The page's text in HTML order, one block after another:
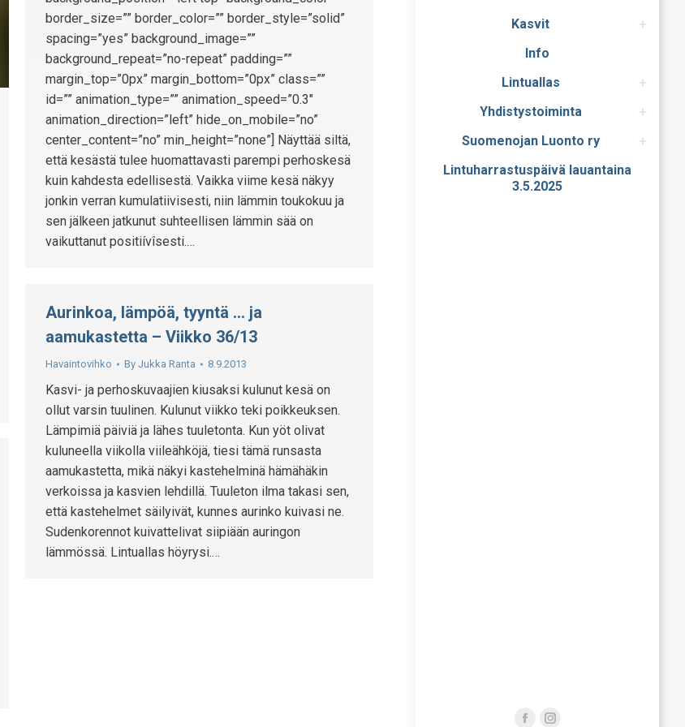
Kasvit
Info
Lintuallas
Yhdistystoiminta
Suomenojan Luonto ry
Lintuharrastuspäivä lauantaina
3.5.2025
border_size=”” border_color=”” border_style=”solid”
spacing=”yes” background_image=””
background_repeat=”no-repeat” padding=””
margin_top=”0px” margin_bottom=”0px” class=””
id=”” animation_type=”” animation_speed=”0.3″
animation_direction=”left” hide_on_mobile=”no”
center_content=”no” min_height=”none”] Näyttää siltä,
että kesästä tulee huomattavasti parempi perhoskesä
kuin kahdesta edellisestä. Vaikka viime kesä näkyy
jonkin verran kumulatiivisesti, niin lämmin toukokuu ja
sen jälkeen jatkunut suhteellisen lämmin sää on
vaikuttanut positiívîsesti.…
Aurinkoa, lämpöä, tyyntä … ja
aamukastetta – Viikko 36/13
Havaintovihko By Jukka Ranta 8.9.2013
Kasvi- ja perhoskuvaajien kiusaksi kulunut kesä on
ollut varsin tuulinen. Kulunut viikko teki poikkeuksen.
Lämpimiä päiviä ja lähes tuuletonta. Kun yöt olivat
kuluneella viikolla viileähköjä, tiesi tämä runsasta
aamukastetta, mikä näkyi kastehelminä hämähäkin
verkoissa ja kasvien lehdillä. Tuuleton ilma takasi sen,
että kastehelmet säilyivät, kunnes aurinko kuivasi ne.
Sudenkorennot kuivattelivat siipiään auringon
lämmössä. Lintuallas höyrysi.…